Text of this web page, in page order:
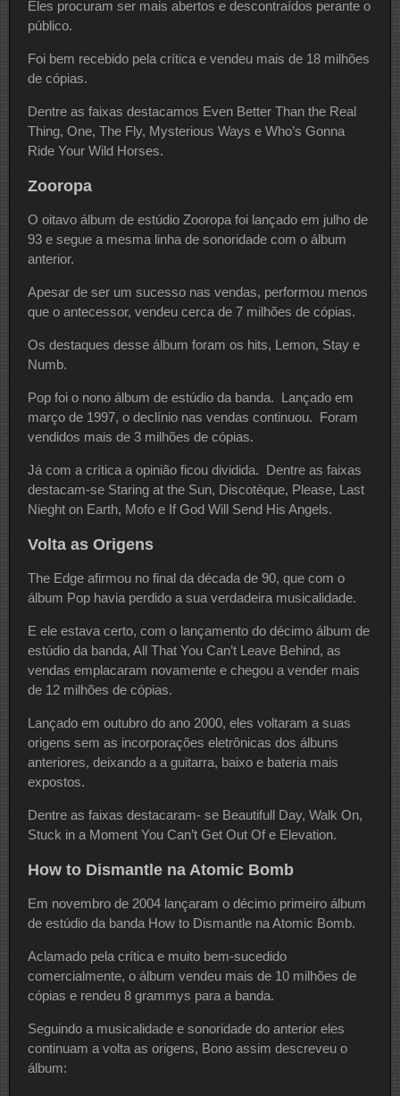
Eles procuram ser mais abertos e descontraídos perante o
público.
Foi bem recebido pela crítica e vendeu mais de 18 milhões
de cópias.
Dentre as faixas destacamos Even Better Than the Real
Thing, One, The Fly, Mysterious Ways e Who’s Gonna
Ride Your Wild Horses.
Zooropa
O oitavo álbum de estúdio Zooropa foi lançado em julho de
93 e segue a mesma linha de sonoridade com o álbum
anterior.
Apesar de ser um sucesso nas vendas, performou menos
que o antecessor, vendeu cerca de 7 milhões de cópias.
Os destaques desse álbum foram os hits, Lemon, Stay e
Numb.
Pop foi o nono álbum de estúdio da banda. Lançado em
março de 1997, o declínio nas vendas continuou. Foram
vendidos mais de 3 milhões de cópias.
Já com a crítica a opinião ficou dividida. Dentre as faixas
destacam-se Staring at the Sun, Discotèque, Please, Last
Nieght on Earth, Mofo e If God Will Send His Angels.
Volta as Origens
The Edge afirmou no final da década de 90, que com o
álbum Pop havia perdido a sua verdadeira musicalidade.
E ele estava certo, com o lançamento do décimo álbum de
estúdio da banda, All That You Can’t Leave Behind, as
vendas emplacaram novamente e chegou a vender mais
de 12 milhões de cópias.
Lançado em outubro do ano 2000, eles voltaram a suas
origens sem as incorporações eletrônicas dos álbuns
anteriores, deixando a a guitarra, baixo e bateria mais
expostos.
Dentre as faixas destacaram- se Beautifull Day, Walk On,
Stuck in a Moment You Can’t Get Out Of e Elevation.
How to Dismantle na Atomic Bomb
Em novembro de 2004 lançaram o décimo primeiro álbum
de estúdio da banda How to Dismantle na Atomic Bomb.
Aclamado pela crítica e muito bem-sucedido
comercialmente, o álbum vendeu mais de 10 milhões de
cópias e rendeu 8 grammys para a banda.
Seguindo a musicalidade e sonoridade do anterior eles
continuam a volta as origens, Bono assim descreveu o
álbum: